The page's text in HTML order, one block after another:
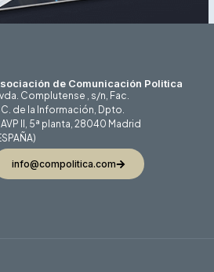
de Comunicación Politica
Complutense , s/n, Fac.
de la Información, Dpto.
II, 5ª planta, 28040 Madrid
info@compolitica.com